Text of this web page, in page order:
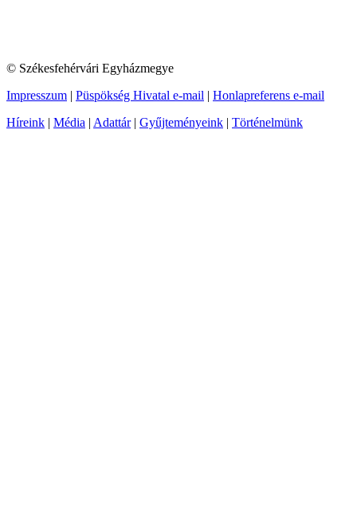
© Székesfehérvári Egyházmegye
Impresszum | Püspökség Hivatal e-mail | Honlapreferens e-mail
Híreink | Média | Adattár| Gyűjteményeink | Történelmünk